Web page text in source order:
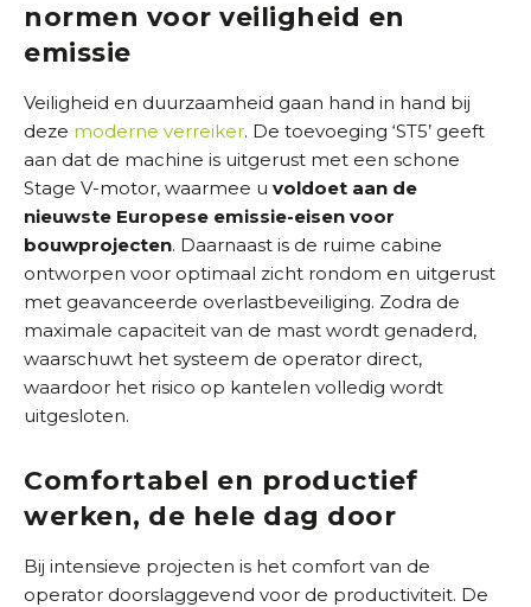
normen voor veiligheid en
emissie
Veiligheid en duurzaamheid gaan hand in hand bij
deze moderne verreiker. De toevoeging ‘ST5’ geeft
aan dat de machine is uitgerust met een schone
Stage V-motor, waarmee u voldoet aan de
nieuwste Europese emissie-eisen voor
bouwprojecten. Daarnaast is de ruime cabine
ontworpen voor optimaal zicht rondom en uitgerust
met geavanceerde overlastbeveiliging. Zodra de
maximale capaciteit van de mast wordt genaderd,
waarschuwt het systeem de operator direct,
waardoor het risico op kantelen volledig wordt
uitgesloten.
Comfortabel en productief
werken, de hele dag door
Bij intensieve projecten is het comfort van de
operator doorslaggevend voor de productiviteit. De